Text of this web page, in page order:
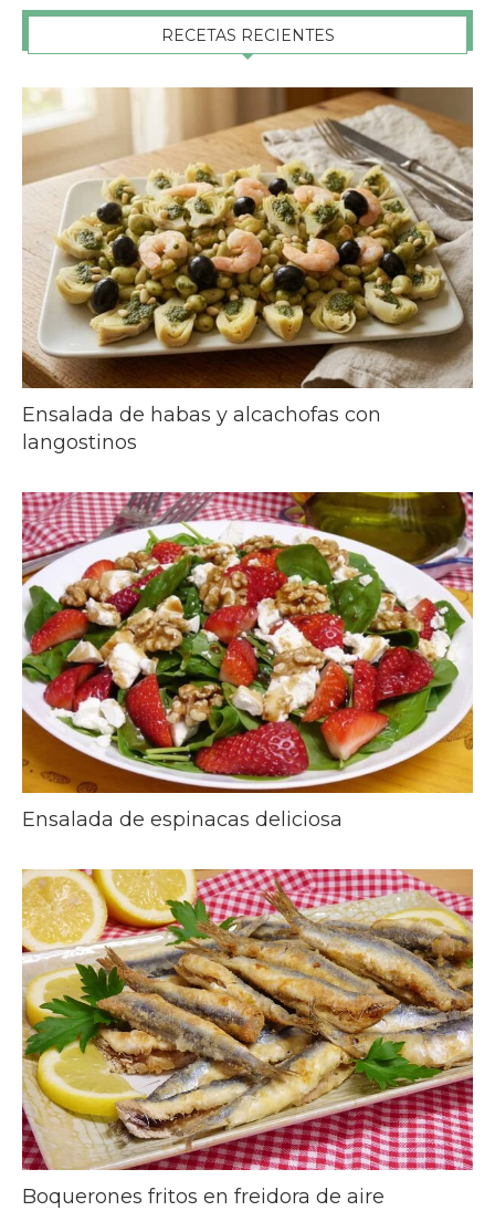
RECETAS RECIENTES
Ensalada de habas y alcachofas con
langostinos
Ensalada de espinacas deliciosa
Boquerones fritos en freidora de aire